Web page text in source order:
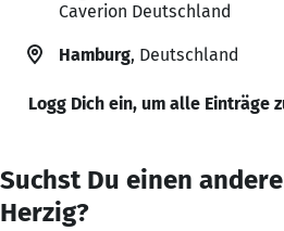
Caverion Deutschland
Hamburg, Deutschland
Logg Dich ein, um alle Einträge
Suchst Du einen
Herzig?